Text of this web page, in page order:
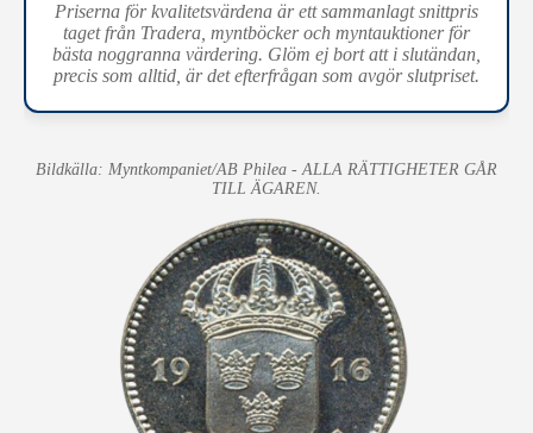
Priserna för kvalitetsvärdena är ett sammanlagt snittpris
taget från Tradera, myntböcker och myntauktioner för
bästa noggranna värdering. Glöm ej bort att i slutändan,
precis som alltid, är det efterfrågan som avgör slutpriset.
Bildkälla: Myntkompaniet/AB Philea - ALLA RÄTTIGHETER GÅR
TILL ÄGAREN.